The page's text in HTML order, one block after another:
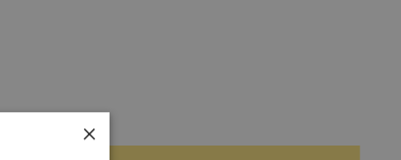
×